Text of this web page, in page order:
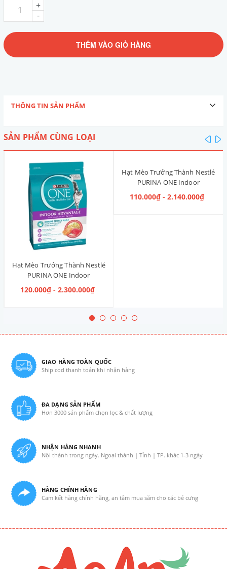
-
+
THÊM VÀO GIỎ HÀNG
THÔNG TIN SẢN PHẨM
SẢN PHẨM CÙNG LOẠI
Hạt Mèo Trưởng Thành Nestlé
PURINA ONE Indoor
Advantage Salmon & Tuna [Vị
Cá Hồi & Cá Ngừ]
120.000₫ - 2.300.000₫
Hạt Mèo Trưởng Thành Nestlé
PURINA ONE Indoor
Advantage [Vị Gà]
110.000₫ - 2.140.000₫
GIAO HÀNG TOÀN QUỐC
Ship cod thanh toán khi nhận hàng
ĐA DẠNG SẢN PHẨM
Hơn 3000 sản phẩm chọn lọc & chất lượng
NHẬN HÀNG NHANH
Nội thành trong ngày. Ngoại thành | Tỉnh | TP. khác 1-3 ngày
HÀNG CHÍNH HÃNG
Cam kết hàng chính hãng, an tâm mua sắm cho các bé cưng